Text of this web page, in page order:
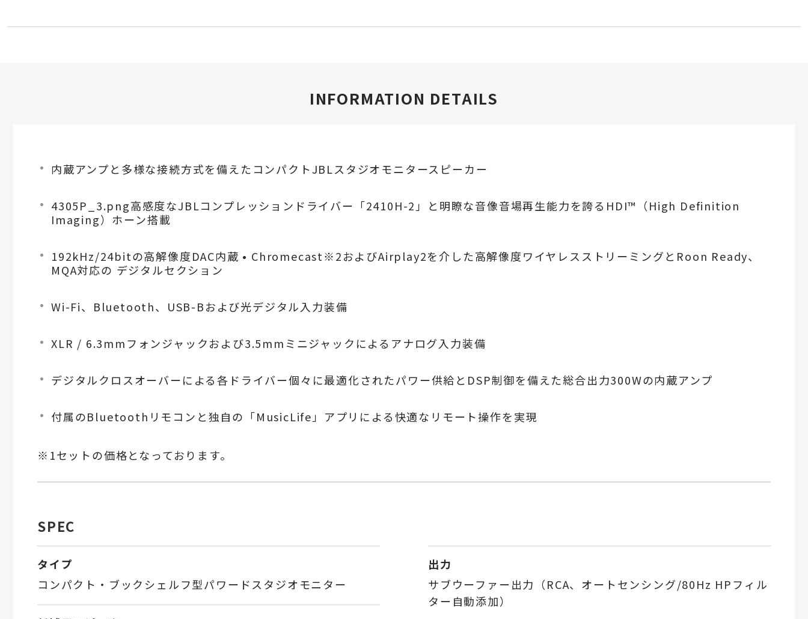
INFORMATION DETAILS
内蔵アンプと多様な接続方式を備えたコンパクトJBLスタジオモニタースピーカー
4305P_3.png高感度なJBLコンプレッションドライバー「2410H-2」と明瞭な音像音場再生能力を誇るHDI™（High Definition
Imaging）ホーン搭載
192kHz/24bitの高解像度DAC内蔵 • Chromecast※2およびAirplay2を介した高解像度ワイヤレスストリーミングとRoon Ready、
MQA対応の デジタルセクション
Wi-Fi、Bluetooth、USB-Bおよび光デジタル入力装備
XLR / 6.3mmフォンジャックおよび3.5mmミニジャックによるアナログ入力装備
デジタルクロスオーバーによる各ドライバー個々に最適化されたパワー供給とDSP制御を備えた総合出力300Wの内蔵アンプ
付属のBluetoothリモコンと独自の「MusicLife」アプリによる快適なリモート操作を実現
※1セットの価格となっております。
SPEC
タイプ
コンパクト・ブックシェルフ型パワードスタジオモニター
出力
サブウーファー出力（RCA、オートセンシング/80Hz HPフィル
ター自動添加）